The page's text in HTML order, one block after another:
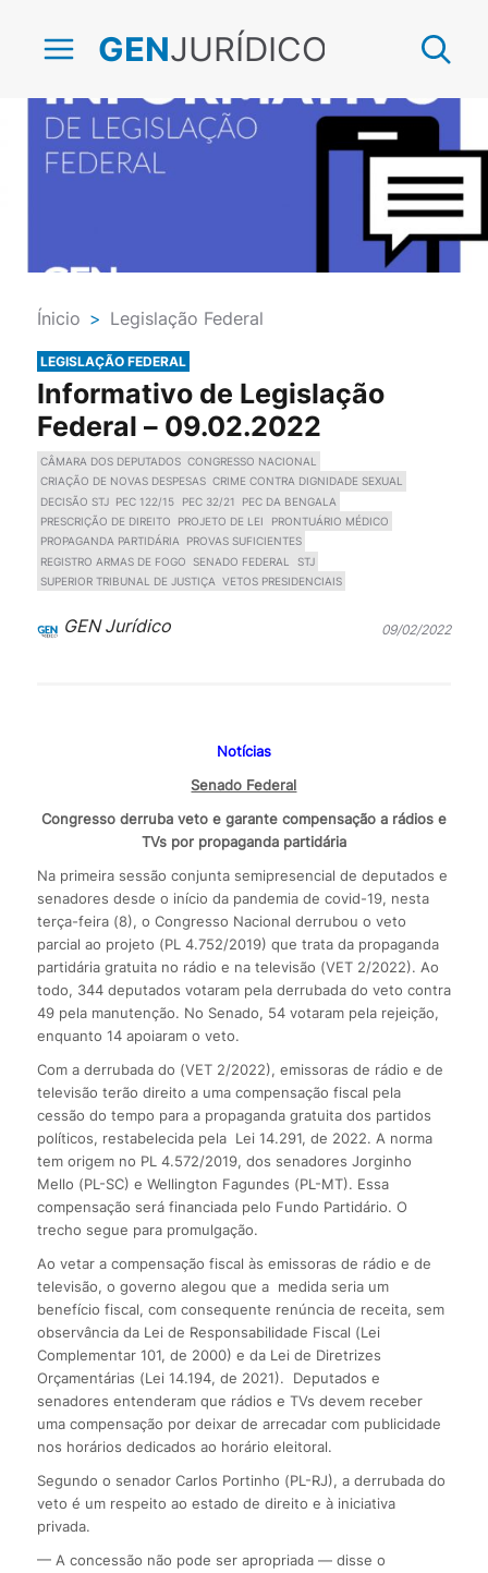
GENJURÍDICO
Ínicio > Legislação Federal
LEGISLAÇÃO FEDERAL
Informativo de Legislação
Federal – 09.02.2022
CÂMARA DOS DEPUTADOS CONGRESSO NACIONAL
CRIAÇÃO DE NOVAS DESPESAS CRIME CONTRA DIGNIDADE SEXUAL
DECISÃO STJ
PEC 122/15 PEC 32/21
PEC DA BENGALA
PRESCRIÇÃO DE DIREITO
PROJETO DE LEI
PRONTUÁRIO MÉDICO
PROPAGANDA PARTIDÁRIA
PROVAS SUFICIENTES
REGISTRO ARMAS DE FOGO SENADO FEDERAL
STJ
SUPERIOR TRIBUNAL DE JUSTIÇA VETOS PRESIDENCIAIS
GEN Jurídico 09/02/2022
Notícias
Senado Federal
Congresso derruba veto e garante compensação a rádios e
TVs por propaganda partidária
Na primeira sessão conjunta semipresencial de deputados e
senadores desde o início da pandemia de covid-19, nesta
terça-feira (8), o Congresso Nacional derrubou o veto
parcial ao projeto (PL 4.752/2019) que trata da propaganda
partidária gratuita no rádio e na televisão (VET 2/2022). Ao
todo, 344 deputados votaram pela derrubada do veto contra
49 pela manutenção. No Senado, 54 votaram pela rejeição,
enquanto 14 apoiaram o veto.
Com a derrubada do (VET 2/2022), emissoras de rádio e de
televisão terão direito a uma compensação fiscal pela
cessão do tempo para a propaganda gratuita dos partidos
políticos, restabelecida pela Lei 14.291, de 2022. A norma
tem origem no PL 4.572/2019, dos senadores Jorginho
Mello (PL-SC) e Wellington Fagundes (PL-MT). Essa
compensação será financiada pelo Fundo Partidário. O
trecho segue para promulgação.
Ao vetar a compensação fiscal às emissoras de rádio e de
televisão, o governo alegou que a medida seria um
benefício fiscal, com consequente renúncia de receita, sem
observância da Lei de Responsabilidade Fiscal (Lei
Complementar 101, de 2000) e da Lei de Diretrizes
Orçamentárias (Lei 14.194, de 2021). Deputados e
senadores entenderam que rádios e TVs devem receber
uma compensação por deixar de arrecadar com publicidade
nos horários dedicados ao horário eleitoral.
Segundo o senador Carlos Portinho (PL-RJ), a derrubada do
veto é um respeito ao estado de direito e à iniciativa
privada.
— A concessão não pode ser apropriada — disse o